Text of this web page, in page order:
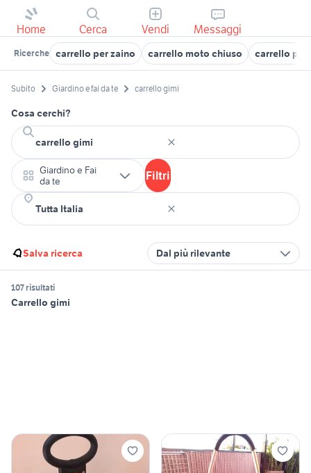
Home Cerca Vendi Messaggi
Ricerche carrello per zaino carrello moto chiuso carrello
Subito Giardino e fai da te carrello gimi
Cosa cerchi?
Giardino e Fai
da te
Filtri
Salva ricerca Dal più rilevante
107 risultati
Carrello gimi